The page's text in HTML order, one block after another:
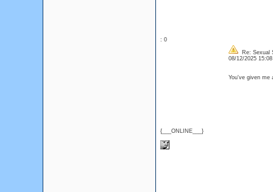
: 0
{___ONLINE___}
Re: Sexual
08/12/2025
You've given